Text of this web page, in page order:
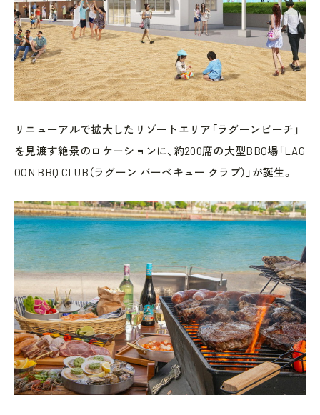
リニューアルで拡大したリゾートエリア「ラグーンビーチ」
を見渡す絶景のロケーションに、約200席の大型BBQ場「LAG
OON BBQ CLUB（ラグーン バーベキュー クラブ）」が誕生。